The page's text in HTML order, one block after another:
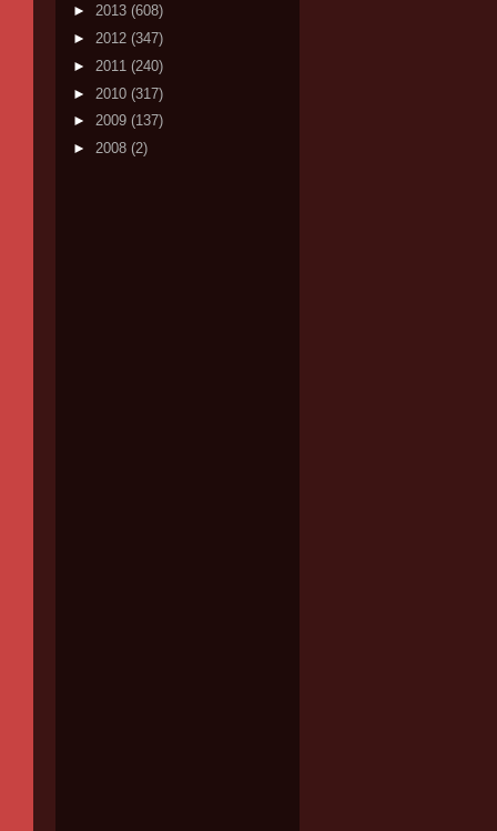
► 2013 (608)
► 2012 (347)
► 2011 (240)
► 2010 (317)
► 2009 (137)
► 2008 (2)